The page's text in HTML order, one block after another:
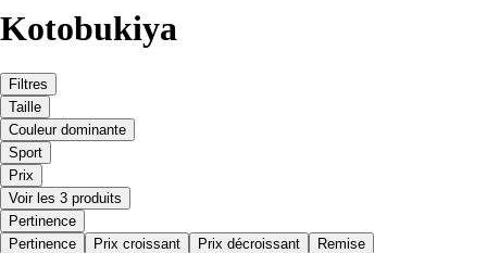
Kotobukiya
Filtres
Taille
Couleur dominante
Sport
Prix
Voir les 3 produits
Pertinence
Pertinence
Prix croissant Prix décroissant Remise